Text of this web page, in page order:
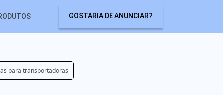
GOSTARIA DE ANUNCIAR?
para transportadoras